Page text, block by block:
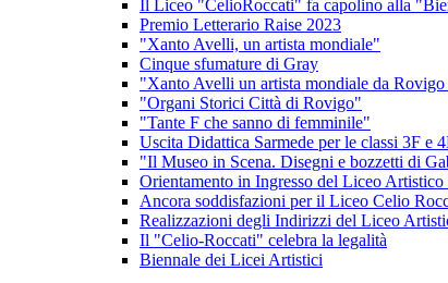
Il Liceo "CelioRoccati" fa capolino alla
Premio Letterario Raise 2023
"Xanto Avelli, un artista mondiale"
Cinque sfumature di Gray
"Xanto Avelli un artista mondiale da
"Organi Storici Città di Rovigo"
"Tante F che sanno di femminile"
Uscita Didattica Sarmede per le classi 3F e
"Il Museo in Scena. Disegni e bozzetti di
Orientamento in Ingresso del Liceo
Ancora soddisfazioni per il Liceo Celio
Realizzazioni degli Indirizzi del Liceo
Il "Celio-Roccati" celebra la legalità
Biennale dei Licei Artistici